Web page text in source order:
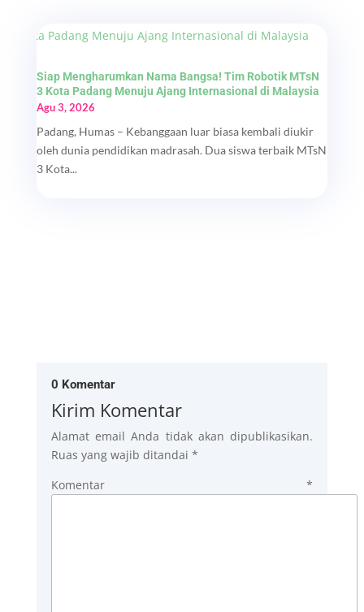
Siap Mengharumkan Nama Bangsa! Tim Robotik MTsN
3 Kota Padang Menuju Ajang Internasional di Malaysia
Agu 3, 2026
Padang, Humas – Kebanggaan luar biasa kembali diukir
oleh dunia pendidikan madrasah. Dua siswa terbaik MTsN
3 Kota...
0 Komentar
Kirim Komentar
Alamat email Anda tidak akan dipublikasikan.
Ruas yang wajib ditandai *
Komentar*